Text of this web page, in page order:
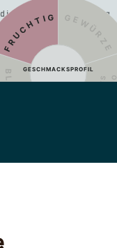
GEWÜRZE
NUSS
BLUMIG
FRUCHTIG
GESCHMACKSPROFIL
mittlere Röstung
Struktur und einem